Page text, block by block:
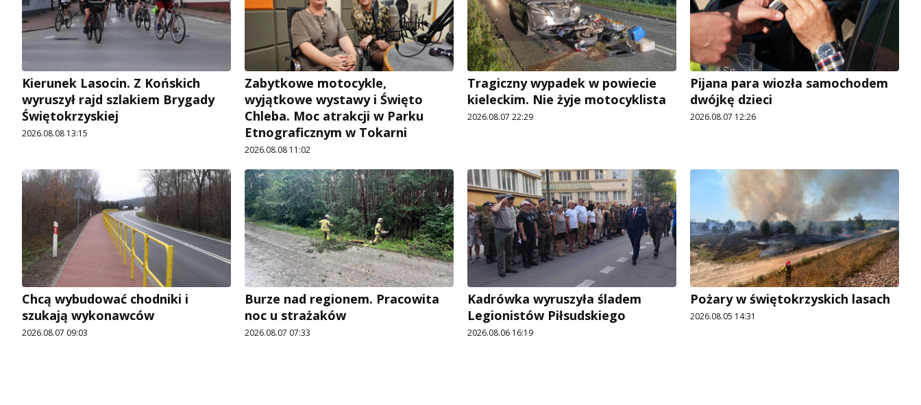
Kierunek Lasocin. Z Końskich
wyruszył rajd szlakiem Brygady
Świętokrzyskiej
2026.08.08 13:15
Zabytkowe motocykle,
wyjątkowe wystawy i Święto
Chleba. Moc atrakcji w Parku
Etnograficznym w Tokarni
2026.08.08 11:02
Tragiczny wypadek w powiecie
kieleckim. Nie żyje motocyklista
2026.08.07 22:29
Pijana para wiozła samochodem
dwójkę dzieci
2026.08.07 12:26
Chcą wybudować chodniki i
szukają wykonawców
2026.08.07 09:03
Burze nad regionem. Pracowita
noc u strażaków
2026.08.07 07:33
Kadrówka wyruszyła śladem
Legionistów Piłsudskiego
2026.08.06 16:19
Pożary w świętokrzyskich lasach
2026.08.05 14:31